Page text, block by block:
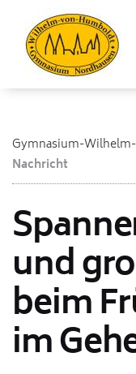
Gymnasium-
Nachricht
und
beim
im